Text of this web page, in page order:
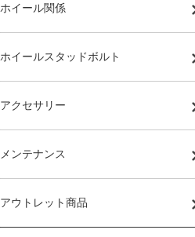
ホイール関係
ホイールスタッドボルト
アクセサリー
メンテナンス
アウトレット商品